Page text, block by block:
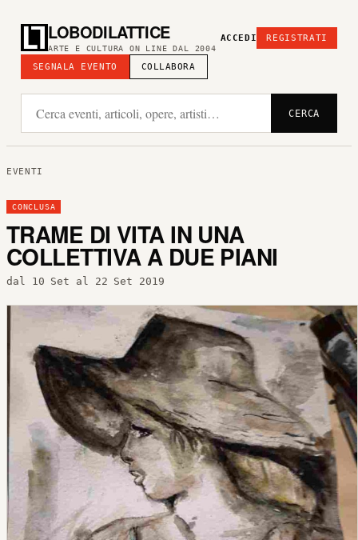
LOBODILATTICE
ARTE E CULTURA ON LINE DAL 2004
SEGNALA EVENTO COLLABORA
ACCEDI REGISTRATI
CERCA
EVENTI
CONCLUSA
TRAME DI VITA IN UNA
COLLETTIVA A DUE PIANI
dal 10 Set al 22 Set 2019